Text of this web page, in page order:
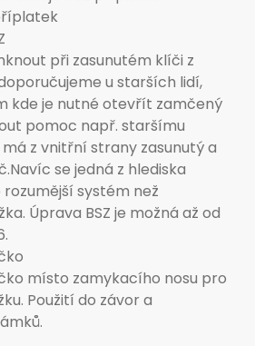
při zasunutém klíči z
u starších lidí,
kde je nutné otevřít zamčený
pomoc např. staršímu
z vnitřní strany zasunutý a
se jedná z hlediska
systém než
Úprava BSZ je možná až od
místo zamykacího nosu pro
Použití do závor a